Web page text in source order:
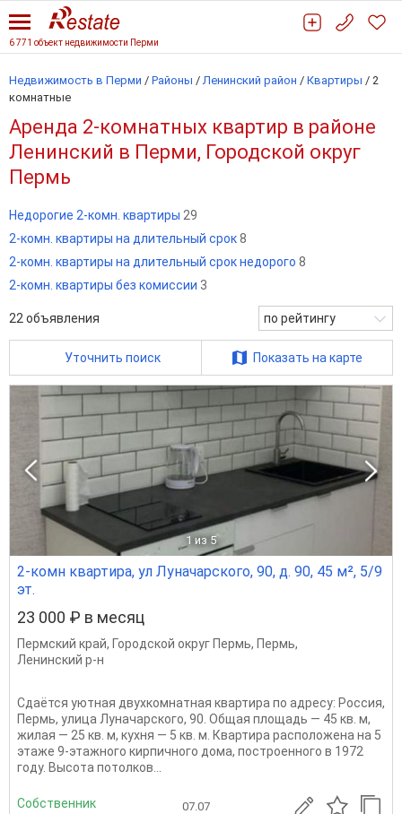
6 771 объект недвижимости Перми
Недвижимость в Перми / Районы / Ленинский район / Квартиры / 2
комнатные
Аренда 2-комнатных квартир в районе
Ленинский в Перми, Городской округ
Пермь
Недорогие 2-комн. квартиры 29
2-комн. квартиры на длительный срок8
2-комн. квартиры на длительный срок недорого 8
2-комн. квартиры без комиссии 3
22 объявления по рейтингу
Уточнить поиск Показать на карте
1 из 5
2-комн квартира, ул Луначарского, 90, д. 90, 45 м², 5/9
эт.
23 000 ₽ в месяц
Пермский край, Городской округ Пермь, Пермь,
Ленинский р-н
Сдаётся уютная двухкомнатная квартира по адресу: Россия,
Пермь, улица Луначарского, 90. Общая площадь — 45 кв. м,
жилая — 25 кв. м, кухня — 5 кв. м. Квартира расположена на 5
этаже 9-этажного кирпичного дома, построенного в 1972
году. Высота потолков...
Собственник 07.07